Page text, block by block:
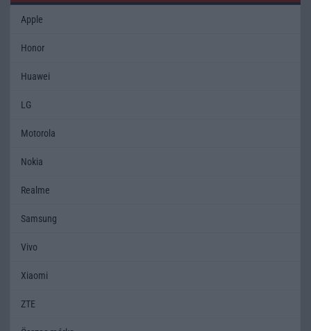
Apple
Honor
Huawei
LG
Motorola
Nokia
Realme
Samsung
Vivo
Xiaomi
ZTE